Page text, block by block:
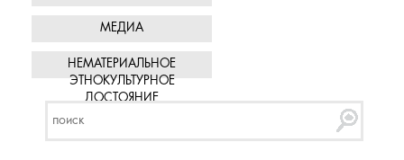
МЕДИА
НЕМАТЕРИАЛЬНОЕ
ЭТНОКУЛЬТУРНОЕ
ДОСТОЯНИЕ